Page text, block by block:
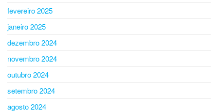
fevereiro 2025
janeiro 2025
dezembro 2024
novembro 2024
outubro 2024
setembro 2024
agosto 2024